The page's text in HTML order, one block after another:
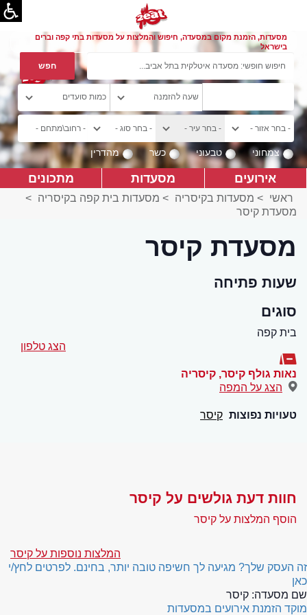
מסעדות, הזמנת מקום במסעדה, חיפוש והמלצות על מסעדות בתי קפה וברים
בישראל
צמחוני טבעוני כשר מהדרין
אירועים מסעדות מתכונים
ראשי > מסעדות בקיסריה > מסעדות בית קפה בקיסריה >
מסעדת קיסר
מסעדת קיסר
שעות פתיחה
סוגים
בית קפה
הצג טלפון
נאות גולף קיסר, קיסריה
הצג על המפה
טעויות נפוצות קיסר
חוות דעת גולשים על קיסר
הוסף המלצות על קיסר
המלצות נוספות על קיסר
זה העסק שלך? מגיעה לך חשיפה טובה יותר, בחינם. לפרטים לחץ/י
כאן
שם מסעדה: קיסר
מוקד הזמנת אירועים במסעדות